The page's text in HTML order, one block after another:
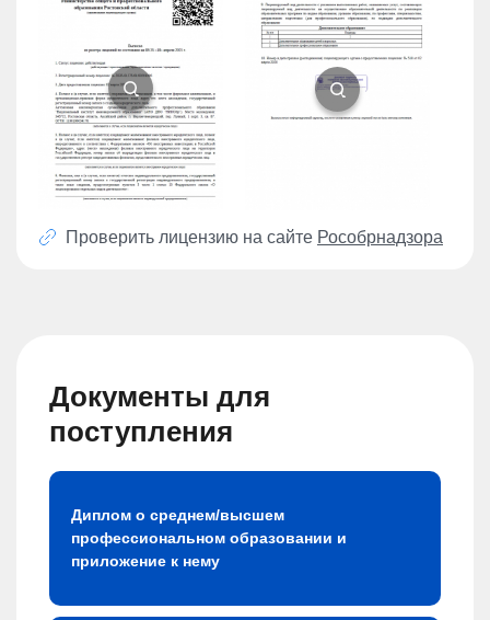
Проверить лицензию на сайте Рособрнадзора
Документы для
поступления
Диплом о среднем/высшем
профессиональном образовании и
приложение к нему